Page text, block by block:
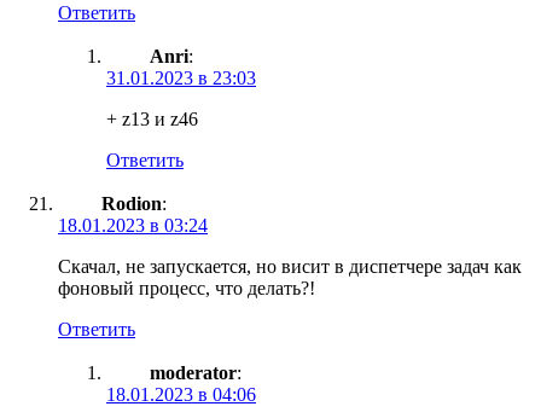
Ответить
Anri:
31.01.2023 в 23:03
+ z13 и z46
Ответить
Rodion:
18.01.2023 в 03:24
Скачал, не запускается, но висит в диспетчере задач как
фоновый процесс, что делать?!
Ответить
moderator:
18.01.2023 в 04:06